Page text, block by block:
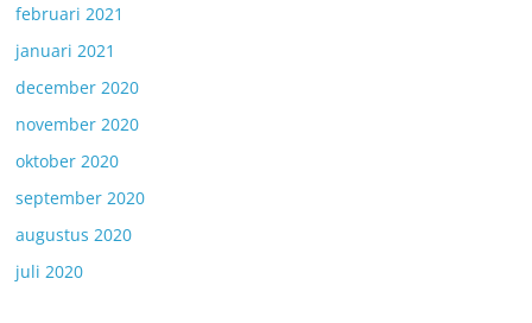
februari 2021
januari 2021
december 2020
november 2020
oktober 2020
september 2020
augustus 2020
juli 2020